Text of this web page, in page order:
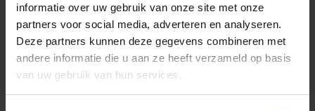
informatie over uw gebruik van onze site met onze
partners voor social media, adverteren en analyseren.
Deze partners kunnen deze gegevens combineren met
andere informatie die u aan ze heeft verzameld op basis
van uw gebruik van hun services.